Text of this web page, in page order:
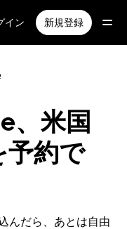
イン 新規登録
、米国
予約で
んだら、あとは自由